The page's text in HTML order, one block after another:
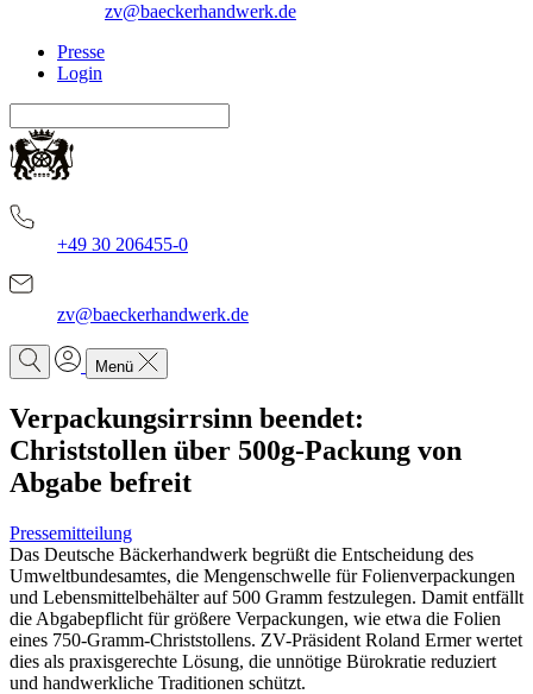
zv@baeckerhandwerk.de
Presse
Login
+49 30 206455-0
zv@baeckerhandwerk.de
Menü
Verpackungsirrsinn beendet:
Christstollen über 500g-Packung von
Abgabe befreit
Pressemitteilung
Das Deutsche Bäckerhandwerk begrüßt die Entscheidung des
Umweltbundesamtes, die Mengenschwelle für Folienverpackungen
und Lebensmittelbehälter auf 500 Gramm festzulegen. Damit entfällt
die Abgabepflicht für größere Verpackungen, wie etwa die Folien
eines 750-Gramm-Christstollens. ZV-Präsident Roland Ermer wertet
dies als praxisgerechte Lösung, die unnötige Bürokratie reduziert
und handwerkliche Traditionen schützt.